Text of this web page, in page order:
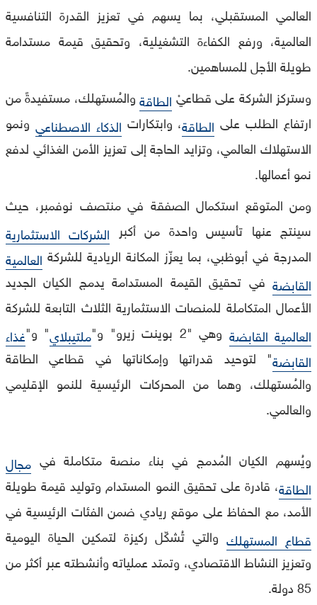
العالمي المستقبلي، بما يسهم في تعزيز القدرة التنافسية
العالمية، ورفع الكفاءة التشغيلية، وتحقيق قيمة مستدامة
طويلة الأجل للمساهمين.
وستركز الشركة على قطاعيْ الطاقةوالمُستهلك، مستفيدةً من
ارتفاع الطلب على الطاقة، وابتكارات الذكاء الاصطناعي ونمو
الاستهلاك العالمي، وتزايد الحاجة إلى تعزيز الأمن الغذائي لدفع
نمو أعمالها.
ومن المتوقع استكمال الصفقة في منتصف نوفمبر، حيث
سينتج عنها تأسيس واحدة من أكبر الشركات الاستثمارية
المدرجة في أبوظبي، بما يعزّز المكانة الريادية للشركة العالمية
القابضة في تحقيق القيمة المستدامة يدمج الكيان الجديد
الأعمال المتكاملة للمنصات الاستثمارية الثلاث التابعة للشركة
العالمية القابضة وهي "2 بوينت زيرو" و" ملتيبلاي" و"غذاء
القابضة" لتوحيد قدراتها وإمكاناتها في قطاعي الطاقة
والمُستهلك، وهما من المحركات الرئيسية للنمو الإقليمي
والعالمي.
ويُسهم الكيان المُدمج في بناء منصة متكاملة في مجال
الطاقة، قادرة على تحقيق النمو المستدام وتوليد قيمة طويلة
الأمد، مع الحفاظ على موقع ريادي ضمن الفئات الرئيسية في
قطاع المستهلك والتي تُشكّل ركيزة لتمكين الحياة اليومية
وتعزيز النشاط الاقتصادي، وتمتد عملياته وأنشطته عبر أكثر من
85 دولة.